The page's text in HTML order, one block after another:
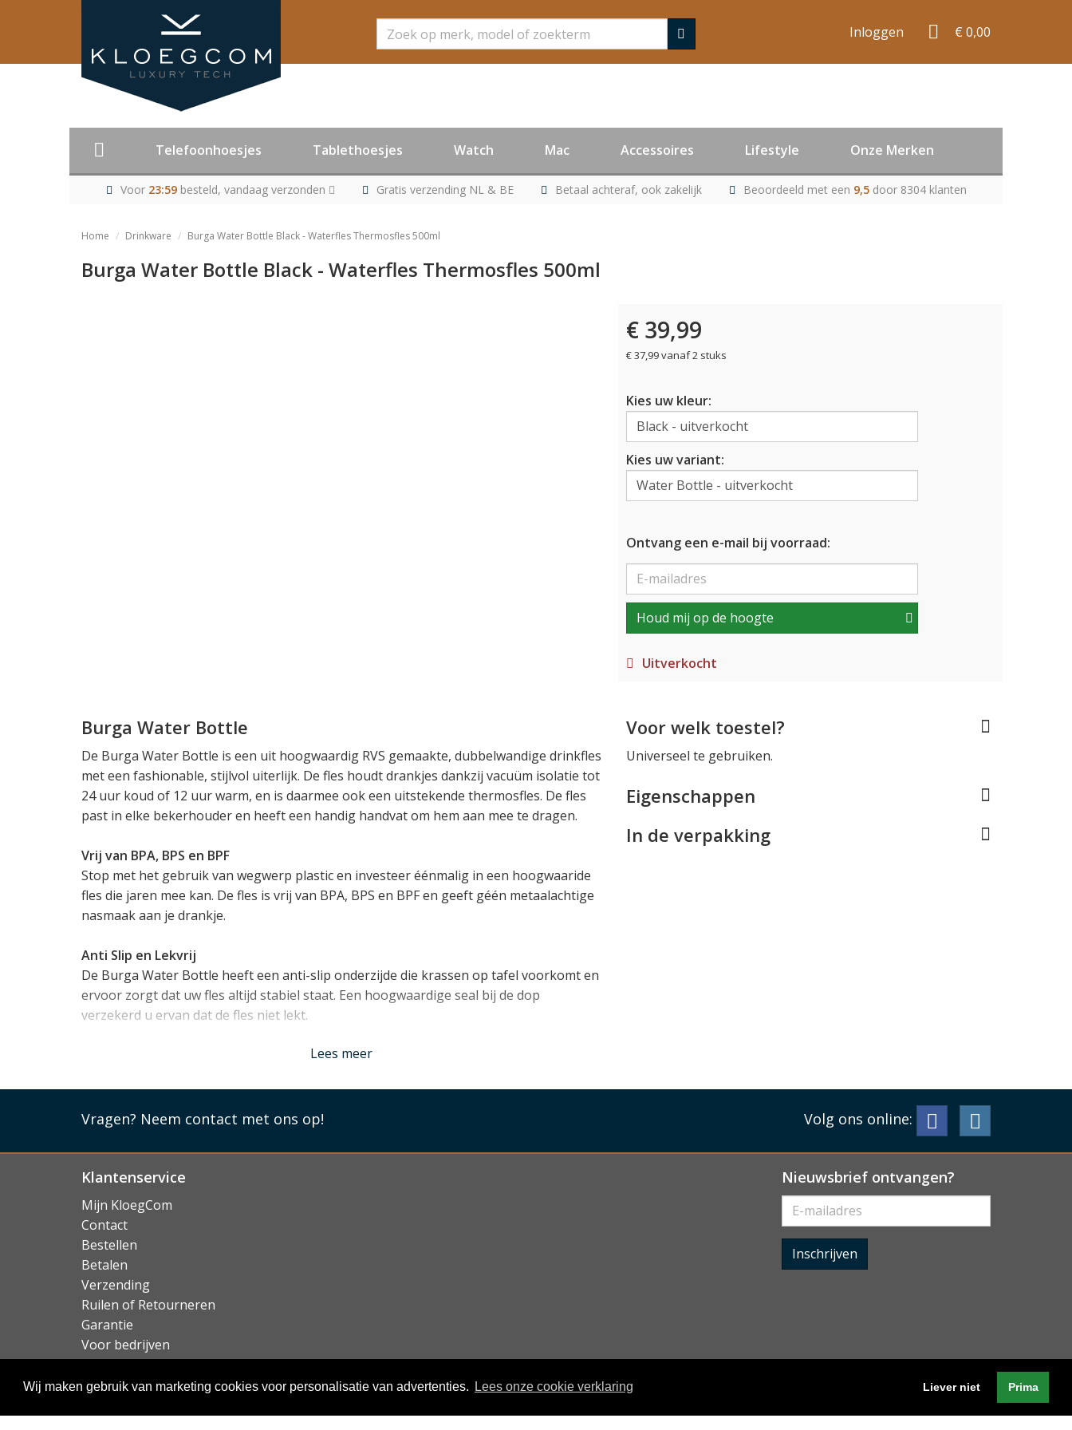
Wij maken gebruik van marketing cookies voor personalisatie van advertenties. Lees onze cookie verklaring Liever niet Prima
Zoeken Inloggen € 0,00
Telefoonhoesjes Tablethoesjes Watch Mac Accessoires Lifestyle Onze Merken
Voor 23:59besteld, vandaag verzonden Gratis verzending NL & BE Betaal achteraf, ook zakelijk Beoordeeld met een 9,5 door 8304 klanten
Home Drinkware Burga Water Bottle Black - Waterfles Thermosfles 500ml
Burga Water Bottle Black - Waterfles Thermosfles 500ml
€ 39,99
€ 37,99 vanaf 2 stuks
Kies uw kleur:
Kies uw variant:
Ontvang een e-mail bij voorraad:
Houd mij op de hoogte
Uitverkocht
Burga Water Bottle
De Burga Water Bottle is een uit hoogwaardig RVS gemaakte, dubbelwandige drinkfles
met een fashionable, stijlvol uiterlijk. De fles houdt drankjes dankzij vacuüm isolatie tot
24 uur koud of 12 uur warm, en is daarmee ook een uitstekende thermosfles. De fles
past in elke bekerhouder en heeft een handig handvat om hem aan mee te dragen.
Vrij van BPA, BPS en BPF
Stop met het gebruik van wegwerp plastic en investeer éénmalig in een hoogwaaride
fles die jaren mee kan. De fles is vrij van BPA, BPS en BPF en geeft géén metaalachtige
nasmaak aan je drankje.
Anti Slip en Lekvrij
De Burga Water Bottle heeft een anti-slip onderzijde die krassen op tafel voorkomt en
ervoor zorgt dat uw fles altijd stabiel staat. Een hoogwaardige seal bij de dop
verzekerd u ervan dat de fles niet lekt.
Lees minder
Lees meer
Voor welk toestel?
Universeel te gebruiken.
Eigenschappen
In de verpakking
Vragen? Neem contact met ons op! Volg ons online:
Klantenservice
Mijn KloegCom
Contact
Bestellen
Betalen
Verzending
Ruilen of Retourneren
Garantie
Voor bedrijven
Over KloegCom.nl
Nieuwsbrief ontvangen?
Inschrijven
© KloegCom 2008 - 2026 - Privacyverklaring